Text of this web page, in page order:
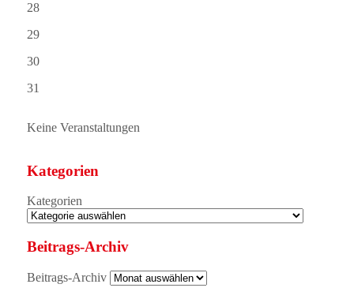
28
29
30
31
Keine Veranstaltungen
Kategorien
Kategorien
Beitrags-Archiv
Beitrags-Archiv